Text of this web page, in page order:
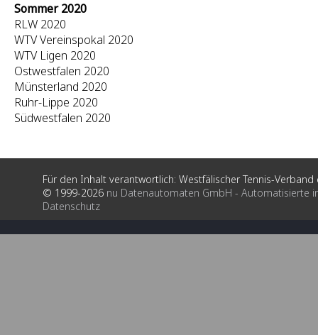
Sommer 2020
RLW 2020
WTV Vereinspokal 2020
WTV Ligen 2020
Ostwestfalen 2020
Münsterland 2020
Ruhr-Lippe 2020
Südwestfalen 2020
Für den Inhalt verantwortlich: Westfälischer Tennis-Verband
© 1999-2026 nu Datenautomaten GmbH - Automatisierte
Datenschutz